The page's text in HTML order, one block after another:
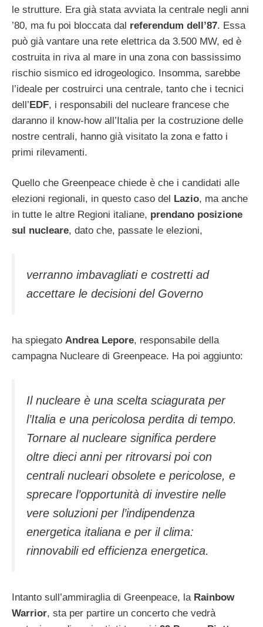
le strutture. Era già stata avviata la centrale negli anni
’80, ma fu poi bloccata dal referendum dell’87. Essa
può già vantare una rete elettrica da 3.500 MW, ed è
costruita in riva al mare in una zona con bassissimo
rischio sismico ed idrogeologico. Insomma, sarebbe
l’ideale per costruirci una centrale, tanto che i tecnici
dell’EDF, i responsabili del nucleare francese che
daranno il know-how all’Italia per la costruzione delle
nostre centrali, hanno già visitato la zona e fatto i
primi rilevamenti.
Quello che Greenpeace chiede è che i candidati alle
elezioni regionali, in questo caso del
Lazio, ma anche
in tutte le altre Regioni italiane, prendano posizione
sul nucleare, dato che, passate le elezioni,
verranno imbavagliati e costretti ad
accettare le decisioni del Governo
ha spiegato Andrea Lepore, responsabile della
campagna Nucleare di Greenpeace. Ha poi aggiunto:
Il nucleare è una scelta sciagurata per
l’Italia e una pericolosa perdita di tempo.
Tornare al nucleare significa perdere
oltre dieci anni per ritrovarsi poi con
centrali nucleari obsolete e pericolose, e
sprecare l’opportunità di investire nelle
vere soluzioni per l’indipendenza
energetica italiana e per il clima:
rinnovabili ed efficienza energetica.
Intanto sull’ammiraglia di Greenpeace, la Rainbow
Warrior, sta per partire un concerto che vedrà